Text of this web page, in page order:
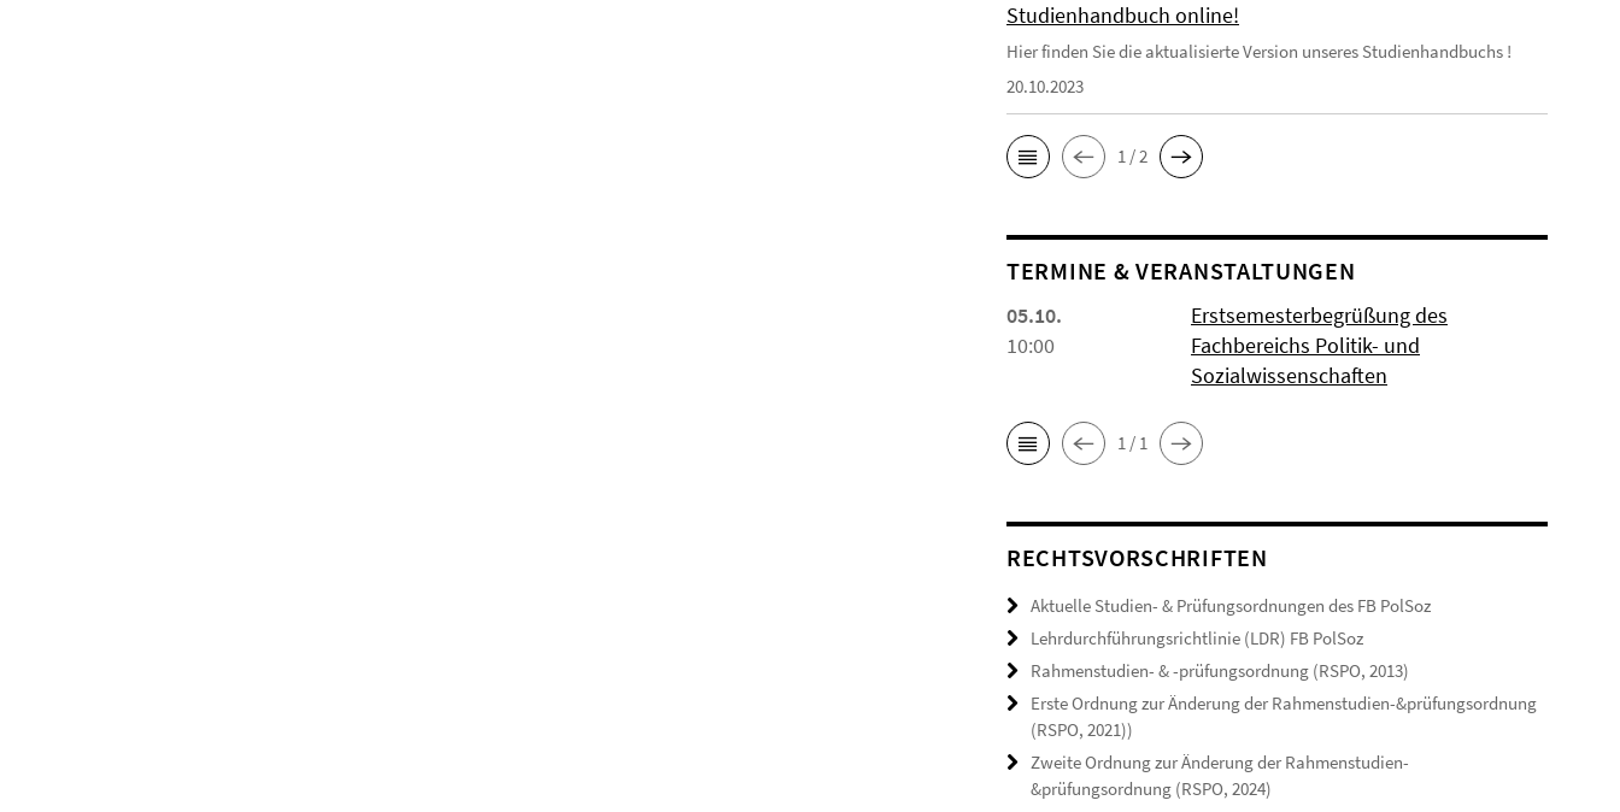
Studienhandbuch online!
Hier finden Sie die aktualisierte Version unseres Studienhandbuchs !
20.10.2023
1 / 2
TERMINE & VERANSTALTUNGEN
05.10.
10:00
Erstsemesterbegrüßung des
Fachbereichs Politik- und
Sozialwissenschaften
1 / 1
RECHTSVORSCHRIFTEN
Aktuelle Studien- & Prüfungsordnungen des FB PolSoz
Lehrdurchführungsrichtlinie (LDR) FB PolSoz
Rahmenstudien- & -prüfungsordnung (RSPO, 2013)
Erste Ordnung zur Änderung der Rahmenstudien-&prüfungsordnung
(RSPO, 2021))
Zweite Ordnung zur Änderung der Rahmenstudien-
&prüfungsordnung (RSPO, 2024)